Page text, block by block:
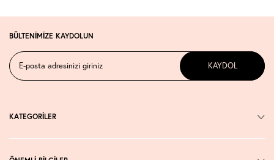
BÜLTENİMİZE KAYDOLUN
KAYDOL
KATEGORİLER